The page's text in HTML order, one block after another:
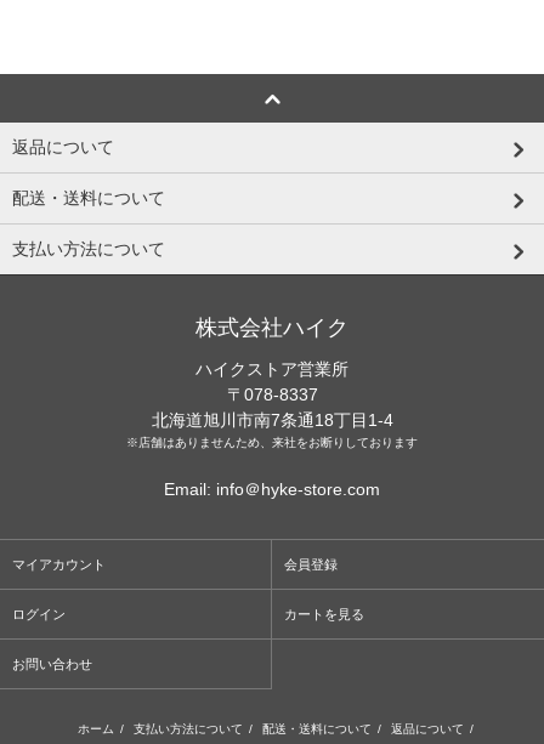
返品について
配送・送料について
支払い方法について
株式会社ハイク
ハイクストア営業所
〒078-8337
北海道旭川市南7条通18丁目1-4
※店舗はありませんため、来社をお断りしております
Email: info＠hyke-store.com
マイアカウント 会員登録
ログイン カートを見る
お問い合わせ
ホーム / 支払い方法について / 配送・送料について / 返品について /